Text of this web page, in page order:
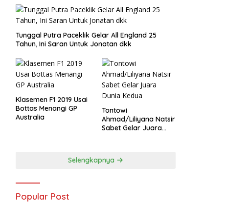
Tunggal Putra Paceklik Gelar All England 25
Tahun, Ini Saran Untuk Jonatan dkk
Klasemen F1 2019 Usai
Bottas Menangi GP
Australia
Tontowi
Ahmad/Liliyana Natsir
Sabet Gelar Juara
Selengkapnya
Popular Post